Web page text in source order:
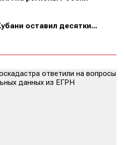
оставил десятки...